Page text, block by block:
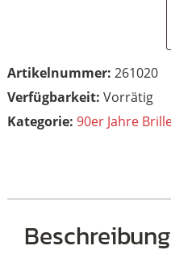
Artikelnummer: 261020
Vorrätig
Kategorie: 90er Jahre
Beschreibung